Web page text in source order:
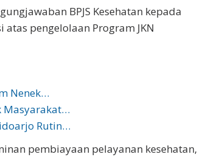
BPJS Kesehatan kepada
pengelolaan Program JKN
Nenek…
Masyarakat…
Rutin…
pembiayaan pelayanan kesehatan,